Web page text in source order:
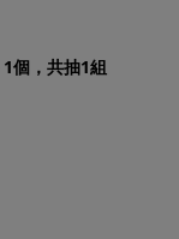
1個，共抽1組